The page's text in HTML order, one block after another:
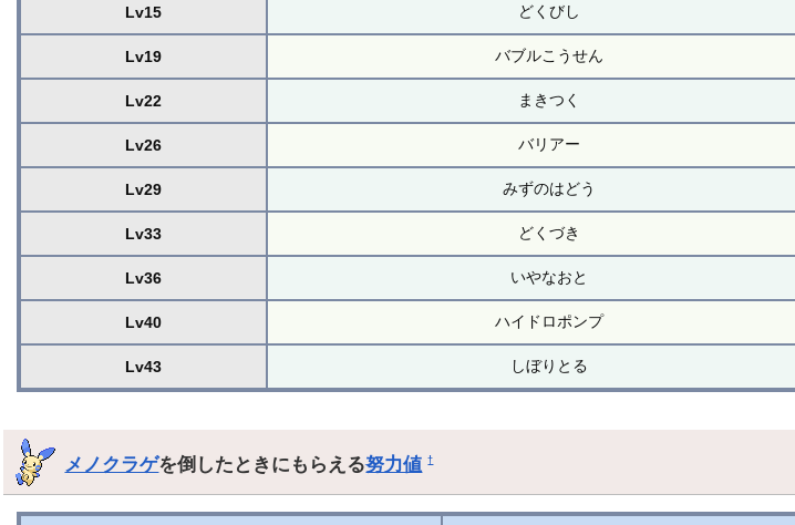
Lv15 どくびし
Lv19 バブルこうせん
Lv22 まきつく
Lv26 バリアー
Lv29 みずのはどう
Lv33 どくづき
Lv36 いやなおと
Lv40 ハイドロポンプ
Lv43 しぼりとる
メノクラゲを倒したときにもらえる努力値 †